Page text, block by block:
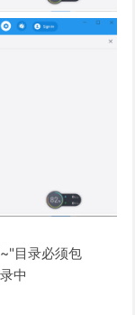
目录必须包
中